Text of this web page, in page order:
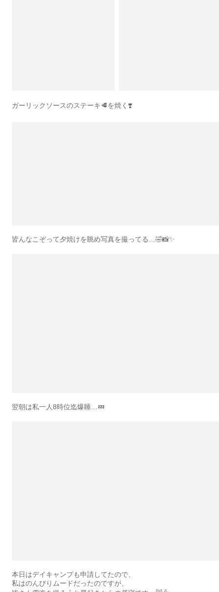
ガーリックソースのステーキ🥩を焼く❣️
皆んなこぞって夕焼けを眺め写真を撮ってる…🤣📸✨
翌朝は私一人8時位迄爆睡…💤
本日はデイキャンプも申請してたので、
私はのんびりムードだったのですが、